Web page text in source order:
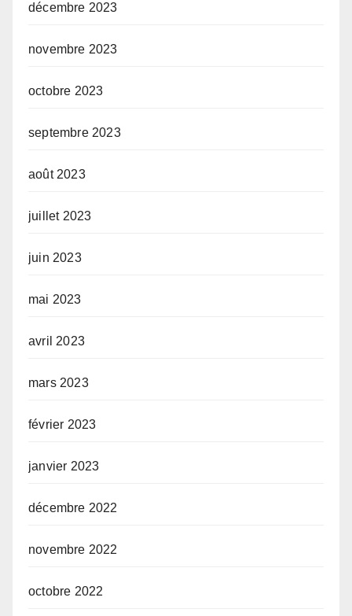
décembre 2023
novembre 2023
octobre 2023
septembre 2023
août 2023
juillet 2023
juin 2023
mai 2023
avril 2023
mars 2023
février 2023
janvier 2023
décembre 2022
novembre 2022
octobre 2022